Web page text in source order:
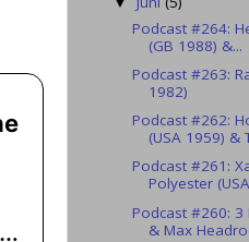
Podcast #264:
(GB 1988) &...
Podcast #263:
1982)
Podcast #262:
(USA 1959) &
Podcast #261:
Polyester
Podcast #260: 3
& Max